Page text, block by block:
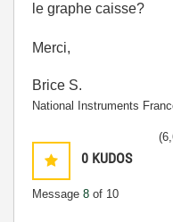
le graphe caisse?
Merci,
Brice S.
National Instruments
0 KUDOS
Message 8 of 10